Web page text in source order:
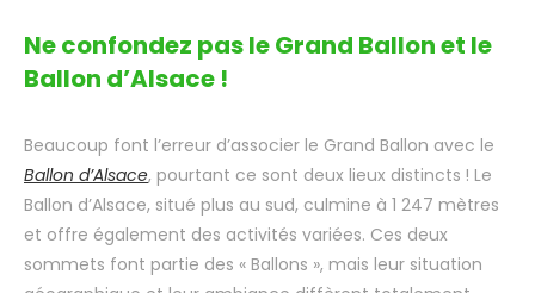
Ne confondez pas le Grand Ballon et le
Ballon d’Alsace !
Beaucoup font l’erreur d’associer le Grand Ballon avec le
Ballon d’Alsace, pourtant ce sont deux lieux distincts ! Le
Ballon d’Alsace, situé plus au sud, culmine à 1 247 mètres
et offre également des activités variées. Ces deux
sommets font partie des « Ballons », mais leur situation